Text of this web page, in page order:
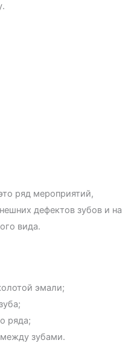
ряд мероприятий,
дефектов зубов и на
вида.
эмали;
ряда;
зубами.